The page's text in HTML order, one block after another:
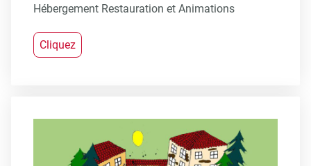
Hébergement Restauration et Animations
Cliquez